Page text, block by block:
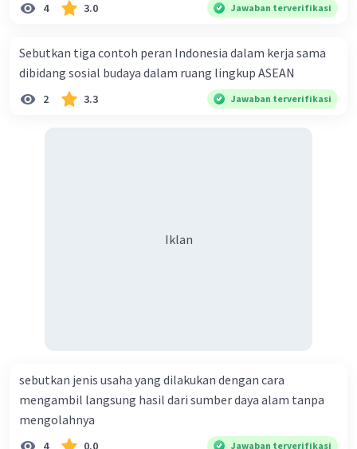
4 3.0 Jawaban terverifikasi
Sebutkan tiga contoh peran Indonesia dalam kerja sama
dibidang sosial budaya dalam ruang lingkup ASEAN
2 3.3 Jawaban terverifikasi
Iklan
sebutkan jenis usaha yang dilakukan dengan cara
mengambil langsung hasil dari sumber daya alam tanpa
mengolahnya
4 0.0 Jawaban terverifikasi